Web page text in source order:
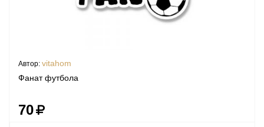
Автор: vitahom
Фанат футбола
70